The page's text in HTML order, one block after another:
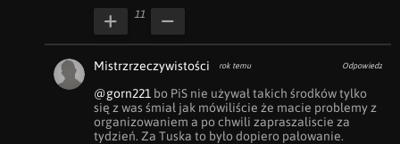
11
Mistrzrzeczywistości rok temu Odpowiedz
@gorn221 bo PiS nie używał takich środków tylko
się z was śmiał jak mówiliście że macie problemy z
organizowaniem a po chwili zapraszaliscie za
tydzień. Za Tuska to było dopiero pałowanie.